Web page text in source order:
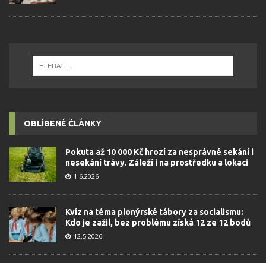
OBLÍBENÉ ČLÁNKY
Pokuta až 10 000 Kč hrozí za nesprávné sekání i
nesekání trávy. Záleží i na prostředku a lokaci
1.6.2026
Kvíz na téma pionýrské tábory za socialismu:
Kdo je zažil, bez problému získá 12 ze 12 bodů
12.5.2026